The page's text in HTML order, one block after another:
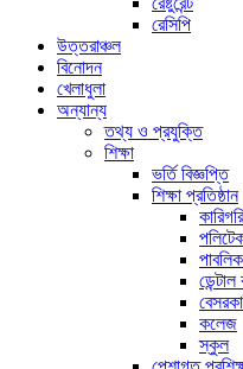
রেসিপি
উত্তরাঞ্চল
বিনোদন
খেলাধুলা
অন্যান্য
তথ্য ও প্রযুক্তি
শিক্ষা
ভর্তি বিজ্ঞপ্তি
শিক্ষা প্রতিষ্ঠান
কলেজ
স্কুল